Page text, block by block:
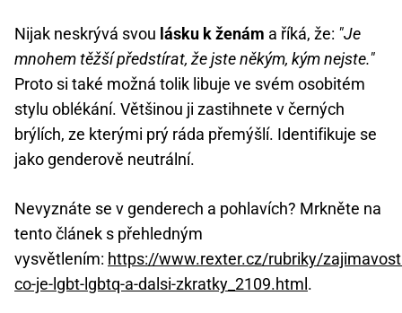
Nijak neskrývá svou lásku k ženám a říká, že: "Je
mnohem těžší předstírat, že jste někým, kým nejste."
Proto si také možná tolik libuje ve svém osobitém
stylu oblékání. Většinou ji zastihnete v černých
brýlích, ze kterými prý ráda přemýšlí. Identifikuje se
jako genderově neutrální.
Nevyznáte se v genderech a pohlavích? Mrkněte na
tento článek s přehledným
vysvětlením: https://www.rexter.cz/rubriky/
co-je-lgbt-lgbtq-a-dalsi-zkratky_2109.html .